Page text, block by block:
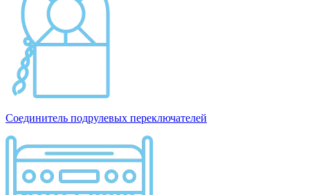
Соединитель подрулевых переключателей